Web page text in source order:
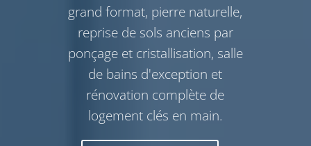
grand format, pierre naturelle,
reprise de sols anciens par
ponçage et cristallisation, salle
de bains d'exception et
rénovation complète de
logement clés en main.